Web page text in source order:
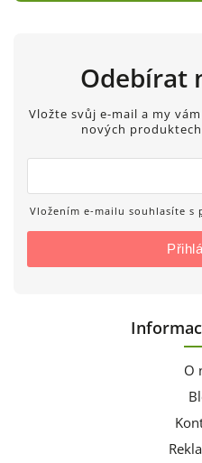
Odebírat
Vložte svůj e-mail a my
nových
Vložením e-mailu souhlasíte s
O